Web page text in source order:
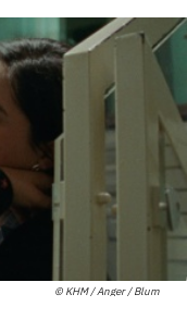
© KHM / Anger / Blum